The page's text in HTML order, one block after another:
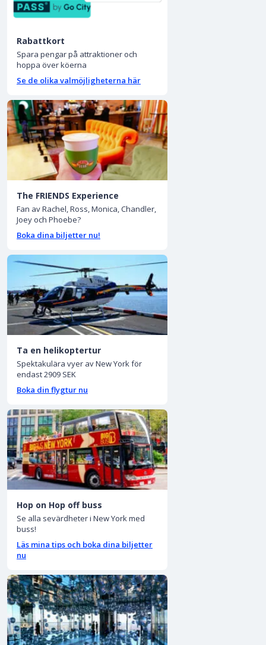
Rabattkort
Spara pengar på attraktioner och
hoppa över köerna
Se de olika valmöjligheterna här
The FRIENDS Experience
Fan av Rachel, Ross, Monica, Chandler,
Joey och Phoebe?
Boka dina biljetter nu!
Ta en helikoptertur
Spektakulära vyer av New York för
endast 2909 SEK
Boka din flygtur nu
Hop on Hop off buss
Se alla sevärdheter i New York med
buss!
Läs mina tips och boka dina biljetter
nu